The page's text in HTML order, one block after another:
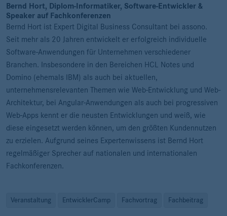
Bernd Hort, Diplom-Informatiker, Software-Entwickler &
Speaker auf Fachkonferenzen
Bernd Hort ist Expert Digital Business Consultant bei assono.
Seit mehr als 20 Jahren entwickelt er erfolgreich individuelle
Software-Anwendungen für Unternehmen verschiedener
Branchen. Insbesondere in den Bereichen HCL Notes und
Domino (ehemals IBM) als auch bei aktuellen,
unternehmensrelevanten Themen wie Web-Entwicklung und Web-
Architektur, bei Angular-Anwendungen als auch bei progressiven
Web-Apps kennt er die neusten Entwicklungen und weiß, wie
diese eingesetzt werden können, um den größten Kundennutzen
zu erzielen. Aufgrund seines Expertenwissens ist Bernd Hort
regelmäßiger Sprecher auf nationalen und internationalen
Fachkonferenzen.
Veranstaltung EntwicklerCamp Fachvortrag Fachbeitrag